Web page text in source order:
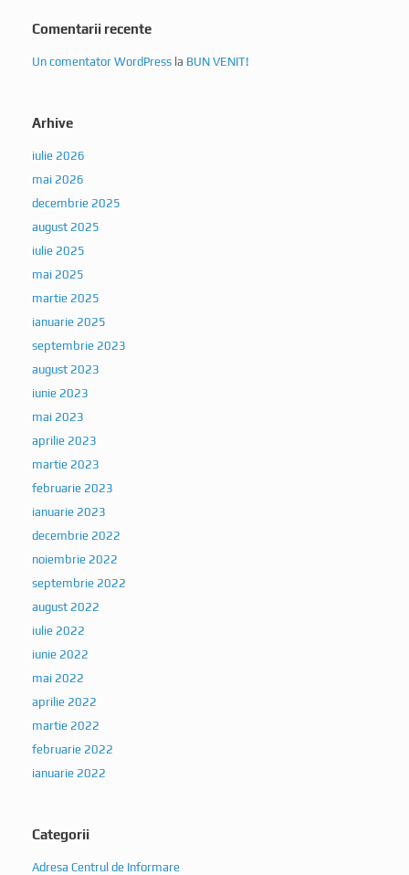
Comentarii recente
Un comentator WordPress la BUN VENIT!
Arhive
iulie 2026
mai 2026
decembrie 2025
august 2025
iulie 2025
mai 2025
martie 2025
ianuarie 2025
septembrie 2023
august 2023
iunie 2023
mai 2023
aprilie 2023
martie 2023
februarie 2023
ianuarie 2023
decembrie 2022
noiembrie 2022
septembrie 2022
august 2022
iulie 2022
iunie 2022
mai 2022
aprilie 2022
martie 2022
februarie 2022
ianuarie 2022
Categorii
Adresa Centrul de Informare